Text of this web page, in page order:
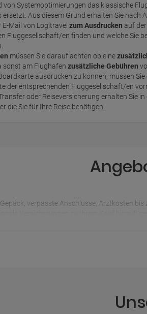
Systemoptimierungen das klassische
Aus diesem Grund erhalten Sie nach
E-Mail von Logitravel zum Ausdrucken auf der
Fluggesellschaft/en finden und welche Sie
müssen Sie darauf achten ob eine
sonst am Flughafen zusätzliche Gebühren
der entsprechenden Fluggesellschaft/en
oder Reiseversicherung erhalten Sie in
die Sie für Ihre Reise benötigen.
verpasste Anschlüsse, Arztkosten